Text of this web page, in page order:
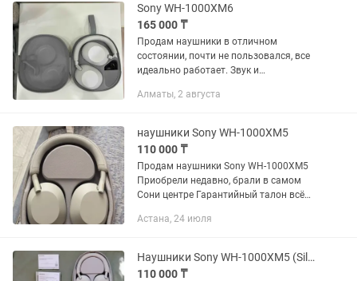
Sony WH-1000XM6
165 000 ₸
Продам наушники в отличном
состоянии, почти не пользовался, все
идеально работает. Звук и
продажи: подарили, но не подошел
куплены...
Алматы, 2 августа
наушники Sony WH-1000XM5
110 000 ₸
Продам наушники Sony WH-1000XM5
Приобрели недавно, брали в самом
Сони центре Гарантийный талон всё
комплекте Без торга!! Окончательная
Астана, 24 июля
Наушники Sony WH-1000XM5 (Silver)
110 000 ₸